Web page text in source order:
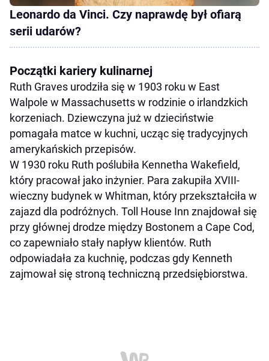
Leonardo da Vinci. Czy naprawdę był ofiarą
serii udarów?
Początki kariery kulinarnej
Ruth Graves urodziła się w 1903 roku w East
Walpole w Massachusetts w rodzinie o irlandzkich
korzeniach. Dziewczyna już w dzieciństwie
pomagała matce w kuchni, ucząc się tradycyjnych
amerykańskich przepisów.
W 1930 roku Ruth poślubiła Kennetha Wakefield,
który pracował jako inżynier. Para zakupiła XVIII-
wieczny budynek w Whitman, który przekształciła w
zajazd dla podróżnych. Toll House Inn znajdował się
przy głównej drodze między Bostonem a Cape Cod,
co zapewniało stały napływ klientów. Ruth
odpowiadała za kuchnię, podczas gdy Kenneth
zajmował się stroną techniczną przedsiębiorstwa.